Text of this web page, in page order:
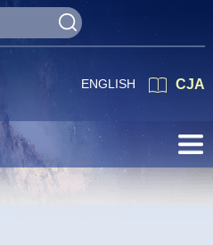
CJA
ENGLISH